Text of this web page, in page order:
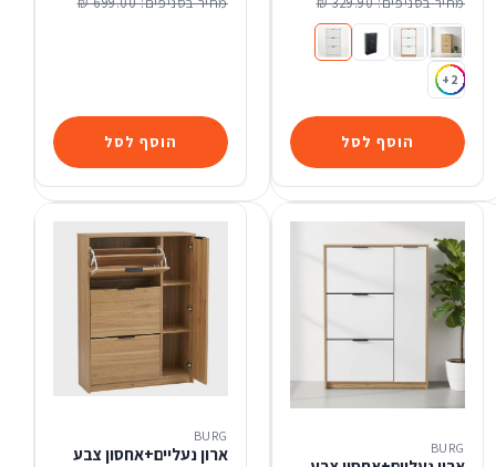
הוסף לסל
ארון נעליים 3 תאים טבעי ידית שחורהארון נעליים 3 תאים צבע לבן בשילוב צבע טבעי ידית שחורהארון נעליים 3 תאים שחורארון נעליים 3 תאים צבע לבן
+2
הוסף לסל
BURG
BURG
ארון נעליים+אחסון צבע